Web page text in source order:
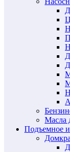
Масла
Подъемное и